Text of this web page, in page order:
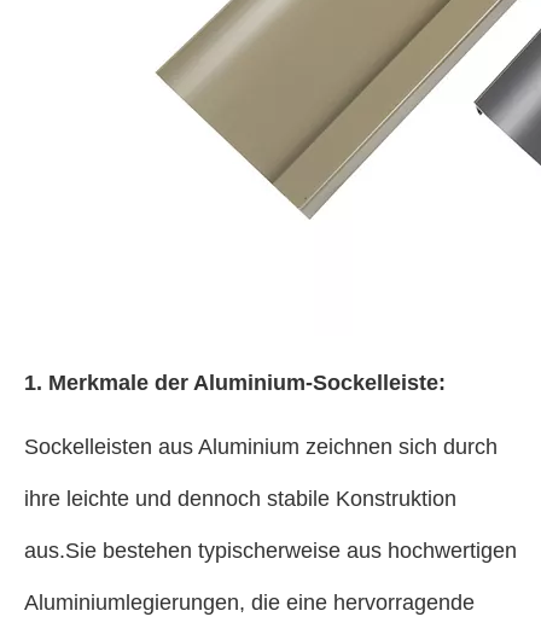
1. Merkmale der Aluminium-Sockelleiste:
Sockelleisten aus Aluminium zeichnen sich durch
ihre leichte und dennoch stabile Konstruktion
aus.Sie bestehen typischerweise aus hochwertigen
Aluminiumlegierungen, die eine hervorragende